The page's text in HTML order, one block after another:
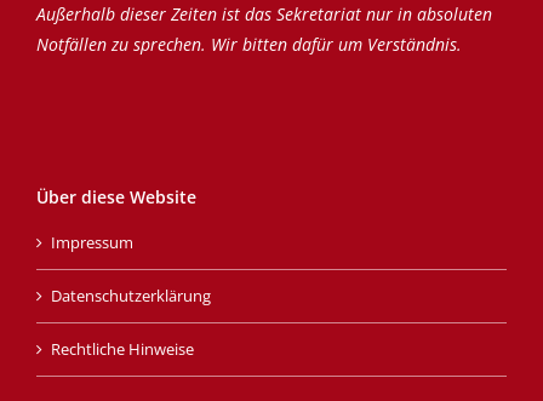
Außerhalb dieser Zeiten ist das Sekretariat nur in absoluten
Notfällen zu sprechen. Wir bitten dafür um Verständnis.
Über diese Website
Impressum
Datenschutzerklärung
Rechtliche Hinweise